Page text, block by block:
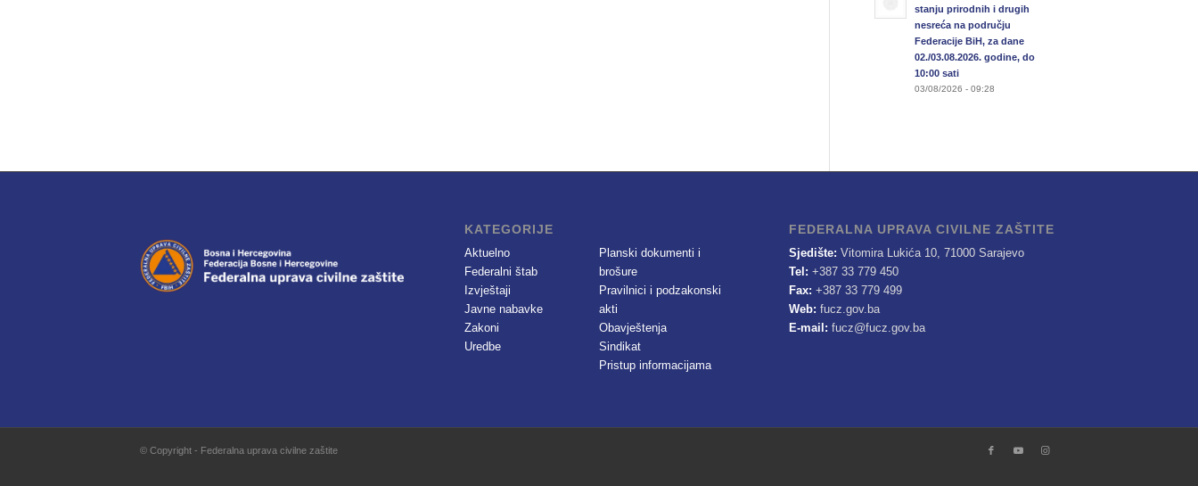
stanju prirodnih i drugih
nesreća na području
Federacije BiH, za dane
02./03.08.2026. godine, do
10:00 sati
03/08/2026 - 09:28
KATEGORIJE
Aktuelno
Federalni štab
Izvještaji
Javne nabavke
Zakoni
Uredbe
Planski dokumenti i
brošure
Pravilnici i podzakonski
akti
Obavještenja
Sindikat
Pristup informacijama
FEDERALNA UPRAVA CIVILNE ZAŠTITE
Sjedište: Vitomira Lukića 10, 71000 Sarajevo
Tel: +387 33 779 450
Fax: +387 33 779 499
Web: fucz.gov.ba
E-mail: fucz@fucz.gov.ba
© Copyright - Federalna uprava civilne zaštite